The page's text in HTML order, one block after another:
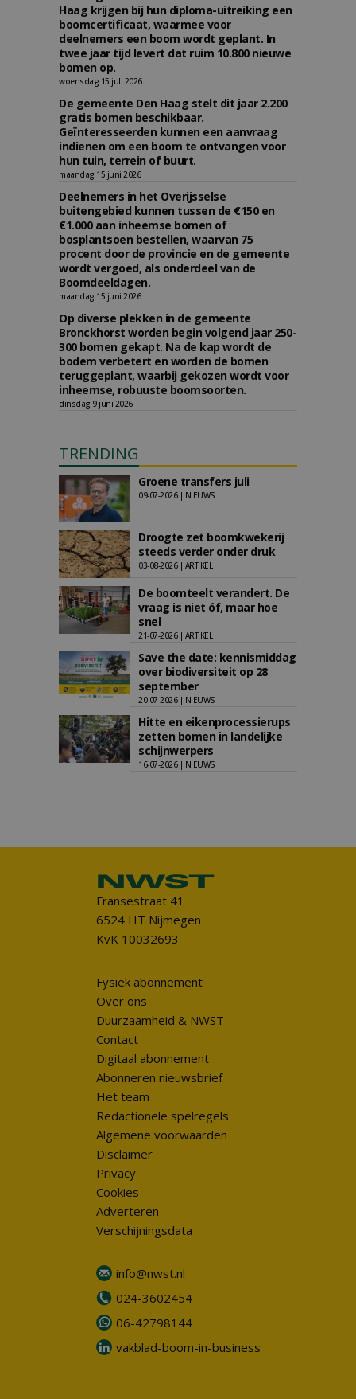
Haag krijgen bij hun diploma-uitreiking een
boomcertificaat, waarmee voor
deelnemers een boom wordt geplant. In
twee jaar tijd levert dat ruim 10.800 nieuwe
bomen op.
woensdag 15 juli 2026
De gemeente Den Haag stelt dit jaar 2.200
gratis bomen beschikbaar.
Geïnteresseerden kunnen een aanvraag
indienen om een boom te ontvangen voor
hun tuin, terrein of buurt.
maandag 15 juni 2026
Deelnemers in het Overijsselse
buitengebied kunnen tussen de €150 en
€1.000 aan inheemse bomen of
bosplantsoen bestellen, waarvan 75
procent door de provincie en de gemeente
wordt vergoed, als onderdeel van de
Boomdeeldagen.
maandag 15 juni 2026
Op diverse plekken in de gemeente
Bronckhorst worden begin volgend jaar 250-
300 bomen gekapt. Na de kap wordt de
bodem verbetert en worden de bomen
teruggeplant, waarbij gekozen wordt voor
inheemse, robuuste boomsoorten.
dinsdag 9 juni 2026
TRENDING
Groene transfers juli
09-07-2026 | NIEUWS
Droogte zet boomkwekerij
steeds verder onder druk
03-08-2026 | ARTIKEL
De boomteelt verandert. De
vraag is niet óf, maar hoe
snel
21-07-2026 | ARTIKEL
Save the date: kennismiddag
over biodiversiteit op 28
september
20-07-2026 | NIEUWS
Hitte en eikenprocessierups
zetten bomen in landelijke
schijnwerpers
16-07-2026 | NIEUWS
Fransestraat 41
6524 HT Nijmegen
KvK 10032693
Fysiek abonnement
Over ons
Duurzaamheid & NWST
Contact
Digitaal abonnement
Abonneren nieuwsbrief
Het team
Redactionele spelregels
Algemene voorwaarden
Disclaimer
Privacy
Cookies
Adverteren
Verschijningsdata
info@nwst.nl
024-3602454
06-42798144
vakblad-boom-in-business